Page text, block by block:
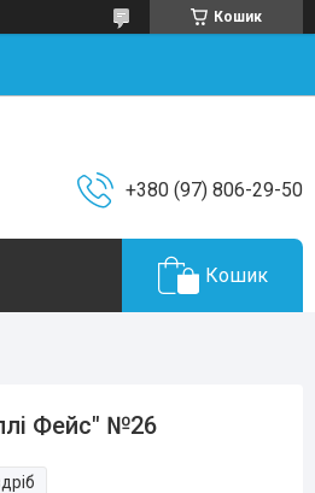
Кошик
+380 (97) 806-29-50
Кошик
Фейс" №26